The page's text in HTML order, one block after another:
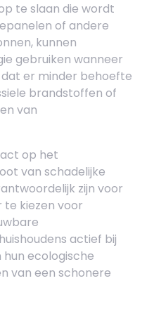
te slaan die wordt
of andere
kunnen
gebruiken wanneer
er minder behoefte
brandstoffen of
van
op het
van schadelijke
zijn voor
te kiezen voor
actief bij
ecologische
van een schonere